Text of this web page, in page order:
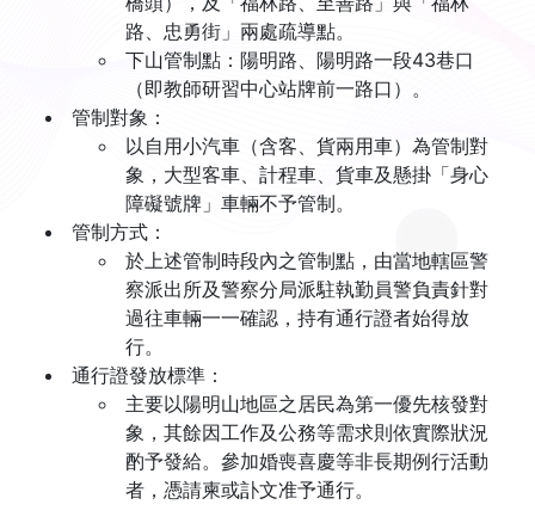
路、忠勇街」兩處疏導點。
下山管制點：陽明路、陽明路一段43巷口
（即教師研習中心站牌前一路口）。
管制對象：
以自用小汽車（含客、貨兩用車）為管制對
象，大型客車、計程車、貨車及懸掛「身心
障礙號牌」車輛不予管制。
管制方式：
於上述管制時段內之管制點，由當地轄區警
察派出所及警察分局派駐執勤員警負責針對
過往車輛一一確認，持有通行證者始得放
行。
通行證發放標準：
主要以陽明山地區之居民為第一優先核發對
象，其餘因工作及公務等需求則依實際狀況
酌予發給。參加婚喪喜慶等非長期例行活動
者，憑請柬或訃文准予通行。